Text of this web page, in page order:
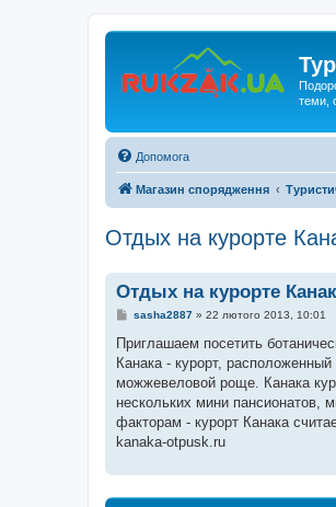
теми,
Допомога
Магазин спорядження
Отдых на курорте
Отдых на курорте
П
в
д
о
л
е
н
sasha2887» 22 лютого 2013, 10:01
Приглашаем посетить
Канака - курорт,
можжевеловой роще. Канака
нескольких мини пансионатов,
факторам - курорт Канака
kanaka-otpusk.ru